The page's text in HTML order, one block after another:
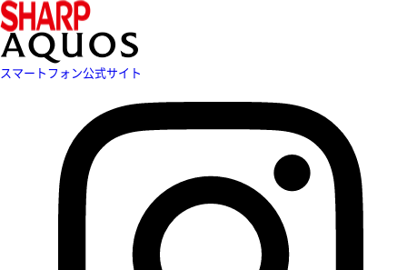
スマートフォン公式サイト